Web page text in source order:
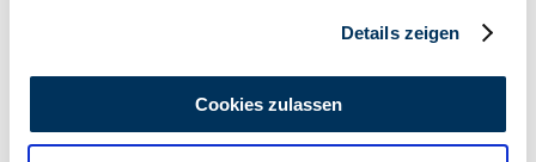
analysieren. Außerdem geben wir Informationen zu Ihrer
Details zeigen
Cookies zulassen